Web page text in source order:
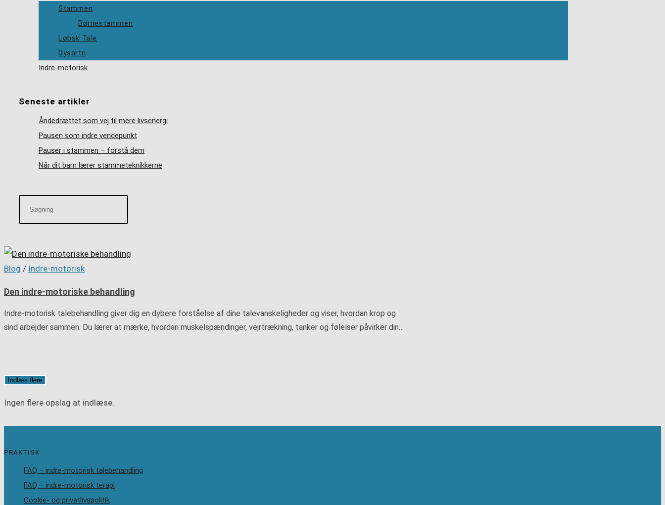
Stammen
Børnestammen
Løbsk Tale
Dysartri
Indre-motorisk
Seneste artikler
Åndedrættet som vej til mere livsenergi
Pausen som indre vendepunkt
Pauser i stammen – forstå dem
Når dit barn lærer stammeteknikkerne
Blog / Indre-motorisk
Den indre-motoriske behandling
Indre-motorisk talebehandling giver dig en dybere forståelse af dine talevanskeligheder og viser, hvordan krop og
sind arbejder sammen. Du lærer at mærke, hvordan muskelspændinger, vejrtrækning, tanker og følelser påvirker din…
Indlæs flere
Ingen flere opslag at indlæse.
PRAKTISK
FAQ – indre-motorisk talebehandling
FAQ – indre-motorisk terapi
Cookie- og privatlivspolitik